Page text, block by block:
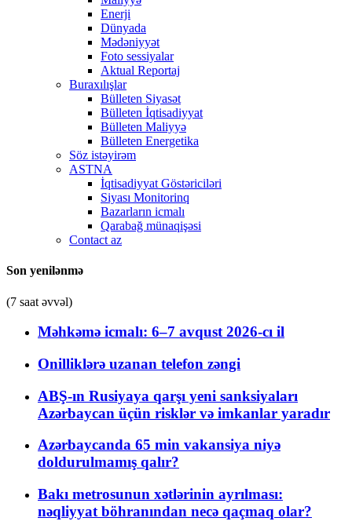
Enerji
Dünyada
Mədəniyyət
Foto sessiyalar
Aktual Reportaj
Buraxılışlar
Bülleten Siyasət
Bülleten İqtisadiyyat
Bülleten Maliyyə
Bülleten Energetika
Söz istəyirəm
ASTNA
İqtisadiyyat Göstəriciləri
Siyası Monitorinq
Bazarların icmalı
Qarabağ münaqişəsi
Contact az
Son yenilənmə
(7 saat əvvəl)
Məhkəmə icmalı: 6–7 avqust 2026-cı il
Onilliklərə uzanan telefon zəngi
ABŞ-ın Rusiyaya qarşı yeni sanksiyaları
Azərbaycan üçün risklər və imkanlar yaradır
Azərbaycanda 65 min vakansiya niyə
doldurulmamış qalır?
Bakı metrosunun xətlərinin ayrılması:
nəqliyyat böhranından necə qaçmaq olar?